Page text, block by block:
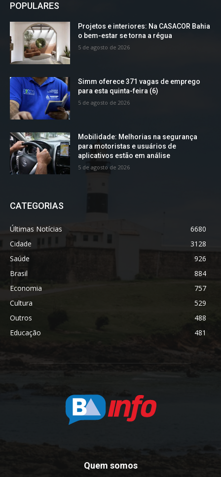
POPULARES
Projetos e interiores: Na CASACOR Bahia
o bem-estar se torna a régua
5 de agosto de 2026
Simm oferece 371 vagas de emprego
para esta quinta-feira (6)
5 de agosto de 2026
Mobilidade: Melhorias na segurança
para motoristas e usuários de
aplicativos estão em análise
5 de agosto de 2026
CATEGORIAS
Últimas Notícias
6680
Cidade
3128
Saúde
926
Brasil
884
Economia
757
Cultura
529
Outros
488
Educação
481
Quem somos